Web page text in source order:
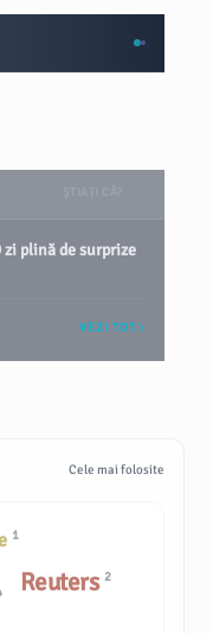
plină de surprize
VEZI TOT
Cele mai folosite
Reuters 2
1